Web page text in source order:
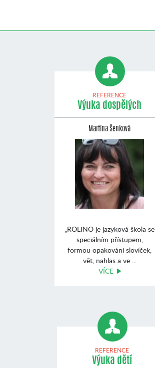
REFERENCE
Výuka dospělých
Martina Šenková
„ROLINO je jazyková škola se
speciálním přístupem,
formou opakováni slovíček,
vět, nahlas a ve ...
VÍCE
REFERENCE
Výuka dětí